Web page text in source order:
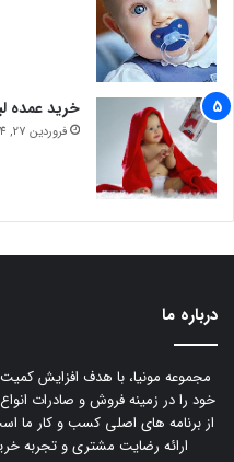
خرید عمده
فروردین 27, 1394
درباره ما
مجموعه مونیا، با هدف افزایش
خود را در زمینه فروش و صادرات
از برنامه های اصلی کسب و کار ما
ارائه رضایت مشتری و تجربه